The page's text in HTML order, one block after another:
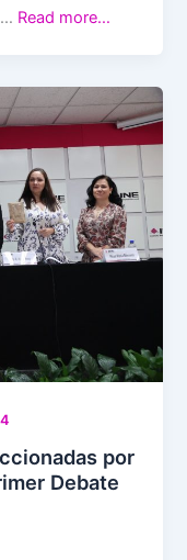
Read more…
por
Debate